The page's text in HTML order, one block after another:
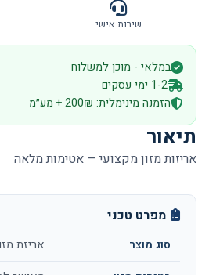
שירות אישי
במלאי - מוכן למשלוח
1-2 ימי עסקים
הזמנה מינימלית: 200₪ + מע״מ
תיאור
אריזות מזון מקצועי — אטימות מלאה
מפרט טכני
סוג מוצר
אריזת